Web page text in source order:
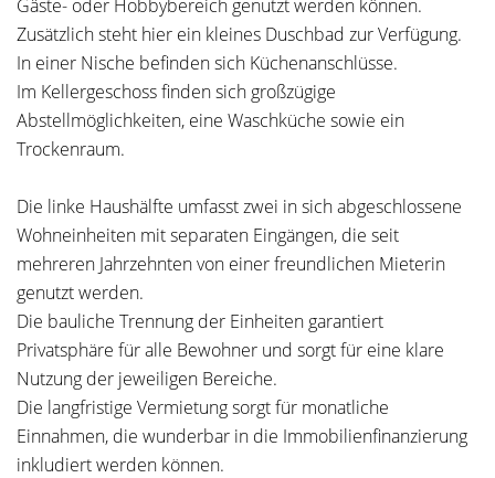
Gäste- oder Hobbybereich genutzt werden können.
Zusätzlich steht hier ein kleines Duschbad zur Verfügung.
In einer Nische befinden sich Küchenanschlüsse.
Im Kellergeschoss finden sich großzügige
Abstellmöglichkeiten, eine Waschküche sowie ein
Trockenraum.
Die linke Haushälfte umfasst zwei in sich abgeschlossene
Wohneinheiten mit separaten Eingängen, die seit
mehreren Jahrzehnten von einer freundlichen Mieterin
genutzt werden.
Die bauliche Trennung der Einheiten garantiert
Privatsphäre für alle Bewohner und sorgt für eine klare
Nutzung der jeweiligen Bereiche.
Die langfristige Vermietung sorgt für monatliche
Einnahmen, die wunderbar in die Immobilienfinanzierung
inkludiert werden können.